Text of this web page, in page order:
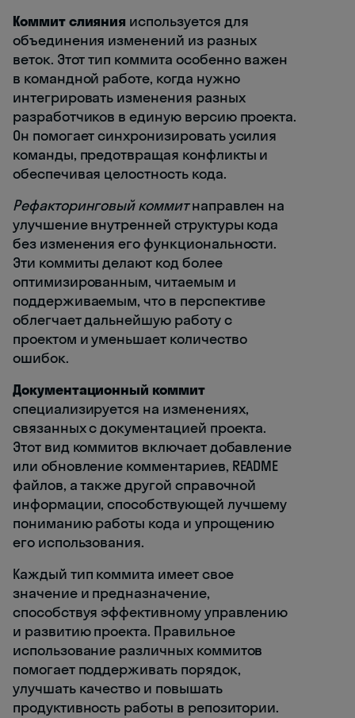
Коммит слияния используется для
объединения изменений из разных
веток. Этот тип коммита особенно важен
в командной работе, когда нужно
интегрировать изменения разных
разработчиков в единую версию проекта.
Он помогает синхронизировать усилия
команды, предотвращая конфликты и
обеспечивая целостность кода.
Рефакторинговый коммитнаправлен на
улучшение внутренней структуры кода
без изменения его функциональности.
Эти коммиты делают код более
оптимизированным, читаемым и
поддерживаемым, что в перспективе
облегчает дальнейшую работу с
проектом и уменьшает количество
ошибок.
Документационный коммит
специализируется на изменениях,
связанных с документацией проекта.
Этот вид коммитов включает добавление
или обновление комментариев, README
файлов, а также другой справочной
информации, способствующей лучшему
пониманию работы кода и упрощению
его использования.
Каждый тип коммита имеет свое
значение и предназначение,
способствуя эффективному управлению
и развитию проекта. Правильное
использование различных коммитов
помогает поддерживать порядок,
улучшать качество и повышать
продуктивность работы в репозитории.